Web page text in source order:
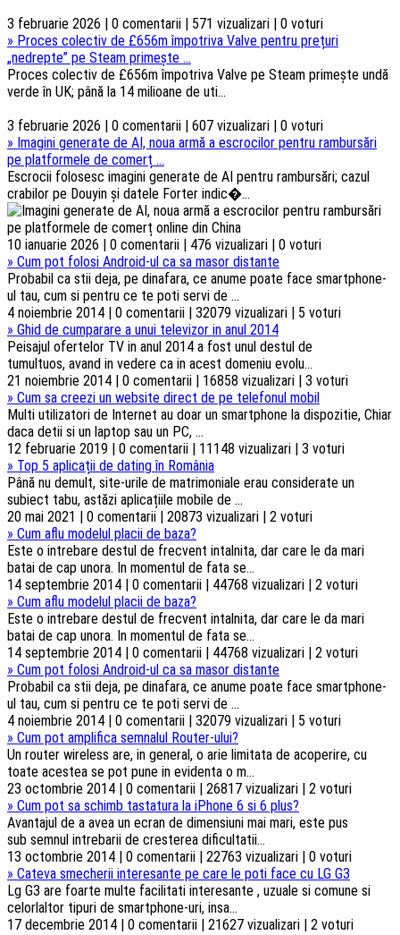
3 februarie 2026 | 0 comentarii | 571 vizualizari | 0 voturi
» Proces colectiv de £656m împotriva Valve pentru prețuri
„nedrepte” pe Steam primește ...
Proces colectiv de £656m împotriva Valve pe Steam primește undă
verde în UK; până la 14 milioane de uti...
3 februarie 2026 | 0 comentarii | 607 vizualizari | 0 voturi
» Imagini generate de AI, noua armă a escrocilor pentru rambursări
pe platformele de comerț ...
Escrocii folosesc imagini generate de AI pentru rambursări; cazul
crabilor pe Douyin și datele Forter indic�...
10 ianuarie 2026 | 0 comentarii | 476 vizualizari | 0 voturi
» Cum pot folosi Android-ul ca sa masor distante
Probabil ca stii deja, pe dinafara, ce anume poate face smartphone-
ul tau, cum si pentru ce te poti servi de ...
4 noiembrie 2014 | 0 comentarii | 32079 vizualizari | 5 voturi
» Ghid de cumparare a unui televizor in anul 2014
Peisajul ofertelor TV in anul 2014 a fost unul destul de
tumultuos, avand in vedere ca in acest domeniu evolu...
21 noiembrie 2014 | 0 comentarii | 16858 vizualizari | 3 voturi
» Cum sa creezi un website direct de pe telefonul mobil
Multi utilizatori de Internet au doar un smartphone la dispozitie, Chiar
daca detii si un laptop sau un PC, ...
12 februarie 2019 | 0 comentarii | 11148 vizualizari | 3 voturi
» Top 5 aplicații de dating în România
Până nu demult, site-urile de matrimoniale erau considerate un
subiect tabu, astăzi aplicațiile mobile de ...
20 mai 2021 | 0 comentarii | 20873 vizualizari | 2 voturi
» Cum aflu modelul placii de baza?
Este o intrebare destul de frecvent intalnita, dar care le da mari
batai de cap unora. In momentul de fata se...
14 septembrie 2014 | 0 comentarii | 44768 vizualizari | 2 voturi
» Cum aflu modelul placii de baza?
Este o intrebare destul de frecvent intalnita, dar care le da mari
batai de cap unora. In momentul de fata se...
14 septembrie 2014 | 0 comentarii | 44768 vizualizari | 2 voturi
» Cum pot folosi Android-ul ca sa masor distante
Probabil ca stii deja, pe dinafara, ce anume poate face smartphone-
ul tau, cum si pentru ce te poti servi de ...
4 noiembrie 2014 | 0 comentarii | 32079 vizualizari | 5 voturi
» Cum pot amplifica semnalul Router-ului?
Un router wireless are, in general, o arie limitata de acoperire, cu
toate acestea se pot pune in evidenta o m...
23 octombrie 2014 | 0 comentarii | 26817 vizualizari | 2 voturi
» Cum pot sa schimb tastatura la iPhone 6 si 6 plus?
Avantajul de a avea un ecran de dimensiuni mai mari, este pus
sub semnul intrebarii de cresterea dificultatii...
13 octombrie 2014 | 0 comentarii | 22763 vizualizari | 0 voturi
» Cateva smecherii interesante pe care le poti face cu LG G3
Lg G3 are foarte multe facilitati interesante , uzuale si comune si
celorlaltor tipuri de smartphone-uri, insa...
17 decembrie 2014 | 0 comentarii | 21627 vizualizari | 2 voturi